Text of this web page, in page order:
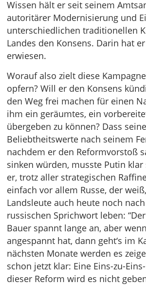
Wissen hält er seit seinem
autoritärer Modernisierung und
unterschiedlichen traditionellen
Landes den Konsens. Darin hat
erwiesen.
Worauf also zielt diese
opfern? Will er den Konsens
den Weg frei machen für einen
ihm ein geräumtes, ein
übergeben zu können? Dass
Beliebtheitswerte nach seinem
nachdem er den Reformvorstoß
sinken würden, musste Putin
er, trotz aller strategischen
einfach vor allem Russe, der
Landsleute auch heute noch
russischen Sprichwort leben:
Bauer spannt lange an, aber
angespannt hat, dann geht‘s im
nächsten Monate werden es
schon jetzt klar: Eine Eins-zu-
dieser Reform wird es nicht